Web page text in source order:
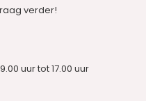
verder!
uur tot 17.00 uur